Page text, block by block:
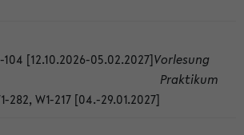
[12.10.2026-05.02.2027]Vorlesung
282, W1-217 [04.-29.01.2027]
Praktikum